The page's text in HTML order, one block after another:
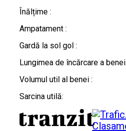
Înălțime : 1
Ampatament
Gardă la sol
Lungimea de încărcare a
Volumul util al
Sarcina